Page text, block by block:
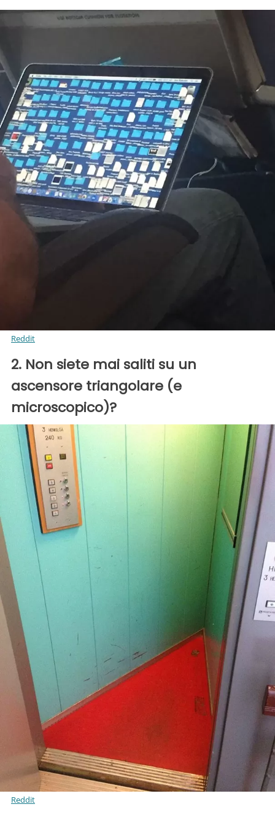
Reddit
2. Non siete mai saliti su un
ascensore triangolare (e
microscopico)?
Reddit